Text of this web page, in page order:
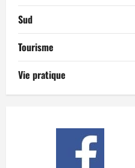
Sud
Tourisme
Vie pratique